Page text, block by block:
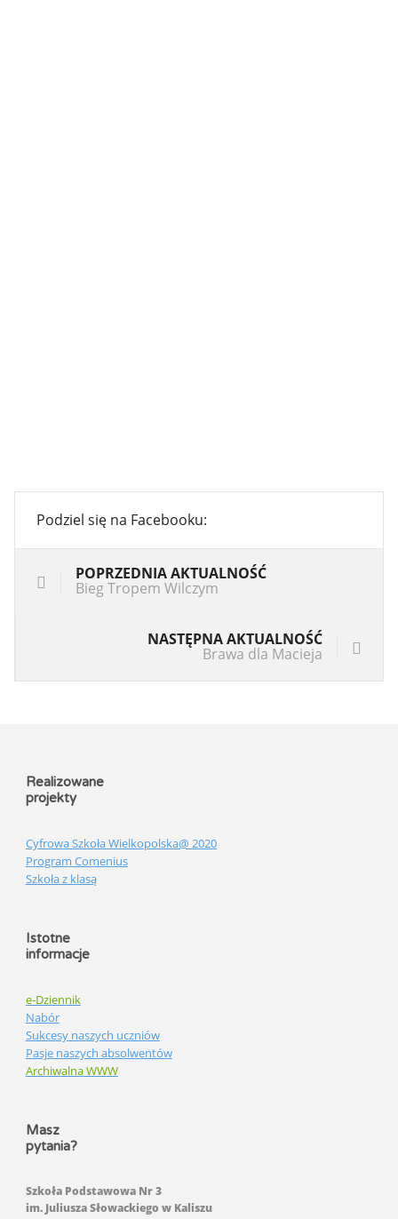
Podziel się na Facebooku:
POPRZEDNIA AKTUALNOŚĆ
Bieg Tropem Wilczym
NASTĘPNA AKTUALNOŚĆ
Brawa dla Macieja
Realizowane
projekty
Cyfrowa Szkoła Wielkopolska@ 2020
Program Comenius
Szkoła z klasą
Istotne
informacje
e-Dziennik
Nabór
Sukcesy naszych uczniów
Pasje naszych absolwentów
Archiwalna WWW
Masz
pytania?
Szkoła Podstawowa Nr 3
im. Juliusza Słowackiego w Kaliszu